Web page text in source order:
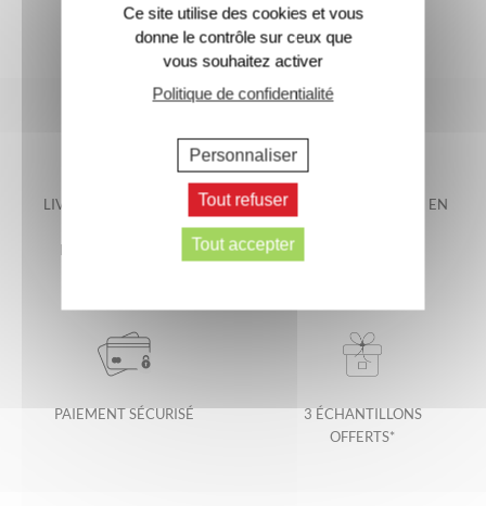
LIVRAISON OFFERTE EN
METROPOLITAINE*
LIVRAISON GARANTIE EN
PAIEMENT SÉCURISÉ
3 ÉCHANTILLONS
OFFERTS*
Ce site utilise des cookies et vous
donne le contrôle sur ceux que
vous souhaitez activer
Politique de confidentialité
Personnaliser
Tout refuser
Tout accepter